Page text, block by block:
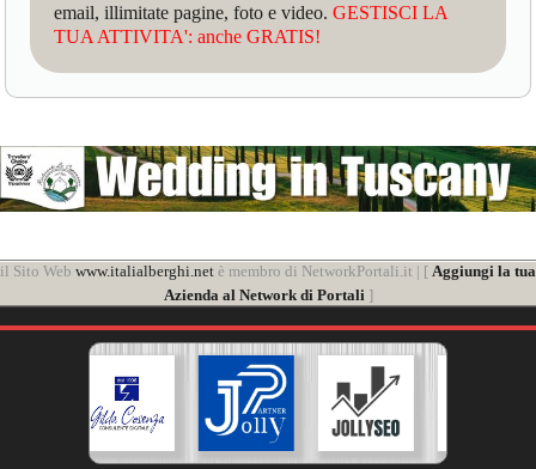
email, illimitate pagine, foto e video.GESTISCI LA
TUA ATTIVITA': anche GRATIS!
il Sito Web www.italialberghi.net è membro di NetworkPortali.it | [ Aggiungi la tua
Azienda al Network di Portali]